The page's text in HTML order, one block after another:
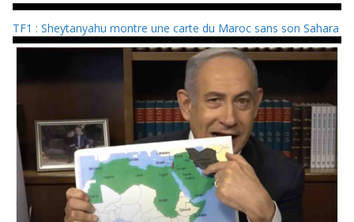
TF1 : Sheytanyahu montre une carte du Maroc sans son Sahara